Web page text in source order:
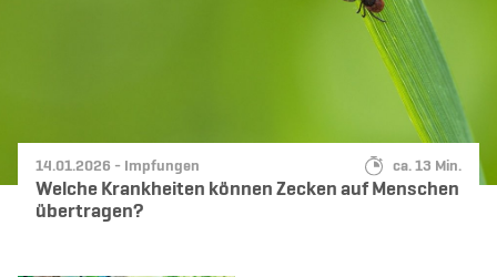
Datum:
14.01.2026 - Kategorie:
Impfungen Lesedauer:
ca. 13 Min.
Welche Krankheiten können Zecken auf Menschen
übertragen?